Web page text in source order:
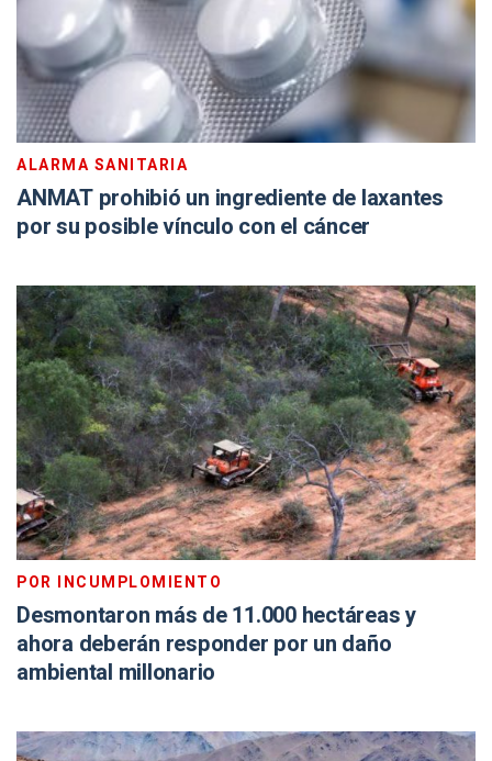
ALARMA SANITARIA
ANMAT prohibió un ingrediente de laxantes
por su posible vínculo con el cáncer
POR INCUMPLOMIENTO
Desmontaron más de 11.000 hectáreas y
ahora deberán responder por un daño
ambiental millonario